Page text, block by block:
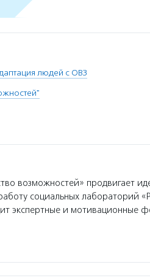
людей с ОВЗ
возможностей» продвигает
социальных лабораторий
экспертные и мотивационные